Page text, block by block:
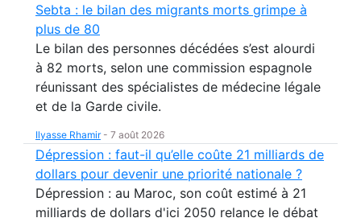
Sebta : le bilan des migrants morts grimpe à
plus de 80
Le bilan des personnes décédées s’est alourdi
à 82 morts, selon une commission espagnole
réunissant des spécialistes de médecine légale
et de la Garde civile.
Ilyasse Rhamir- 7 août 2026
Dépression : faut-il qu’elle coûte 21 milliards de
dollars pour devenir une priorité nationale ?
Dépression : au Maroc, son coût estimé à 21
milliards de dollars d'ici 2050 relance le débat